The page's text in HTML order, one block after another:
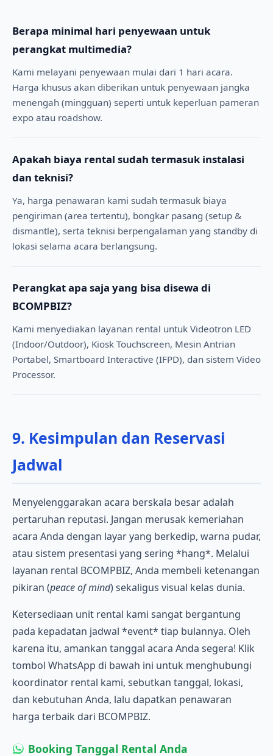
Berapa minimal hari penyewaan untuk
perangkat multimedia?
Kami melayani penyewaan mulai dari 1 hari acara.
Harga khusus akan diberikan untuk penyewaan jangka
menengah (mingguan) seperti untuk keperluan pameran
expo atau roadshow.
Apakah biaya rental sudah termasuk instalasi
dan teknisi?
Ya, harga penawaran kami sudah termasuk biaya
pengiriman (area tertentu), bongkar pasang (setup &
dismantle), serta teknisi berpengalaman yang standby di
lokasi selama acara berlangsung.
Perangkat apa saja yang bisa disewa di
BCOMPBIZ?
Kami menyediakan layanan rental untuk Videotron LED
(Indoor/Outdoor), Kiosk Touchscreen, Mesin Antrian
Portabel, Smartboard Interactive (IFPD), dan sistem Video
Processor.
9. Kesimpulan dan Reservasi
Jadwal
Menyelenggarakan acara berskala besar adalah
pertaruhan reputasi. Jangan merusak kemeriahan
acara Anda dengan layar yang berkedip, warna pudar,
atau sistem presentasi yang sering *hang*. Melalui
layanan rental BCOMPBIZ, Anda membeli ketenangan
pikiran (peace of mind) sekaligus visual kelas dunia.
Ketersediaan unit rental kami sangat bergantung
pada kepadatan jadwal *event* tiap bulannya. Oleh
karena itu, amankan tanggal acara Anda segera! Klik
tombol WhatsApp di bawah ini untuk menghubungi
koordinator rental kami, sebutkan tanggal, lokasi,
dan kebutuhan Anda, lalu dapatkan penawaran
harga terbaik dari BCOMPBIZ.
Booking Tanggal Rental Anda